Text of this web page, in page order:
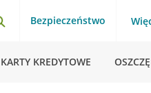
Bezpieczeństwo
KARTY KREDYTOWE